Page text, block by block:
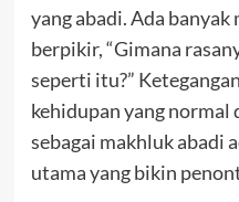
yang abadi. Ada
berpikir, “Gimana
seperti itu?”
kehidupan yang normal
sebagai makhluk abadi
utama yang bikin